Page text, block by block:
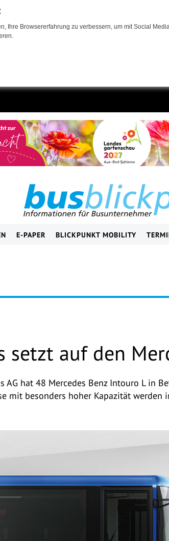
Ihre Browsererfahrung zu verbessern, um mit Social
E-PAPER BLICKPUNKT MOBILITY
setzt auf den
AG hat 48 Mercedes Benz Intouro L in
mit besonders hoher Kapazität werden